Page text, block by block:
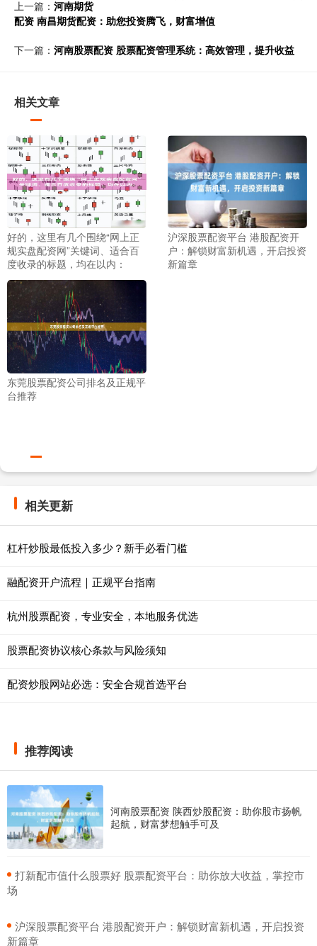
上一篇： 河南期货
配资 南昌期货配资：助您投资腾飞，财富增值
下一篇： 河南股票配资 股票配资管理系统：高效管理，提升收益
相关文章
好的，这里有几个围绕“网上正
规实盘配资网”关键词、适合百
度收录的标题，均在以内：
沪深股票配资平台 港股配资开
户：解锁财富新机遇，开启投资
新篇章
东莞股票配资公司排名及正规平
台推荐
相关更新
杠杆炒股最低投入多少？新手必看门槛
融配资开户流程｜正规平台指南
杭州股票配资，专业安全，本地服务优选
股票配资协议核心条款与风险须知
配资炒股网站必选：安全合规首选平台
推荐阅读
河南股票配资 陕西炒股配资：助你股市扬帆
起航，财富梦想触手可及
​打新配市值什么股票好 股票配资平台：助你放大收益，掌控市
场
​沪深股票配资平台 港股配资开户：解锁财富新机遇，开启投资
新篇章